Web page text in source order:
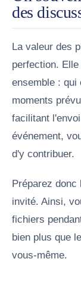
des
La valeur des
perfection.
ensemble : qui
moments
facilitant
événement,
d'y contribuer.
Préparez donc
invité. Ainsi,
fichiers
bien plus que
vous-même.